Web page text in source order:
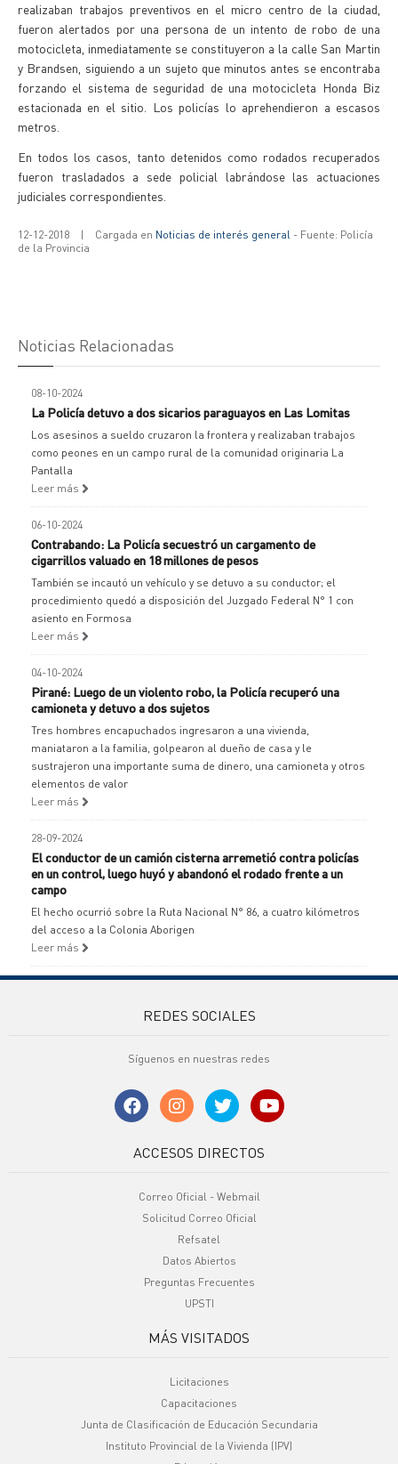
realizaban trabajos preventivos en el micro centro de la ciudad,
fueron alertados por una persona de un intento de robo de una
motocicleta, inmediatamente se constituyeron a la calle San Martin
y Brandsen, siguiendo a un sujeto que minutos antes se encontraba
forzando el sistema de seguridad de una motocicleta Honda Biz
estacionada en el sitio. Los policías lo aprehendieron a escasos
metros.
En todos los casos, tanto detenidos como rodados recuperados
fueron trasladados a sede policial labrándose las actuaciones
judiciales correspondientes.
12-12-2018 | Cargada en Noticias de interés general - Fuente: Policía
de la Provincia
Noticias Relacionadas
08-10-2024
La Policía detuvo a dos sicarios paraguayos en Las Lomitas
Los asesinos a sueldo cruzaron la frontera y realizaban trabajos
como peones en un campo rural de la comunidad originaria La
Pantalla
Leer más
06-10-2024
Contrabando: La Policía secuestró un cargamento de
cigarrillos valuado en 18 millones de pesos
También se incautó un vehículo y se detuvo a su conductor; el
procedimiento quedó a disposición del Juzgado Federal N° 1 con
asiento en Formosa
Leer más
04-10-2024
Pirané: Luego de un violento robo, la Policía recuperó una
camioneta y detuvo a dos sujetos
Tres hombres encapuchados ingresaron a una vivienda,
maniataron a la familia, golpearon al dueño de casa y le
sustrajeron una importante suma de dinero, una camioneta y otros
elementos de valor
Leer más
28-09-2024
El conductor de un camión cisterna arremetió contra policías
en un control, luego huyó y abandonó el rodado frente a un
campo
El hecho ocurrió sobre la Ruta Nacional N° 86, a cuatro kilómetros
del acceso a la Colonia Aborigen
Leer más
REDES SOCIALES
Síguenos en nuestras redes
ACCESOS DIRECTOS
Correo Oficial - Webmail
Solicitud Correo Oficial
Refsatel
Datos Abiertos
Preguntas Frecuentes
UPSTI
MÁS VISITADOS
Licitaciones
Capacitaciones
Junta de Clasificación de Educación Secundaria
Instituto Provincial de la Vivienda (IPV)